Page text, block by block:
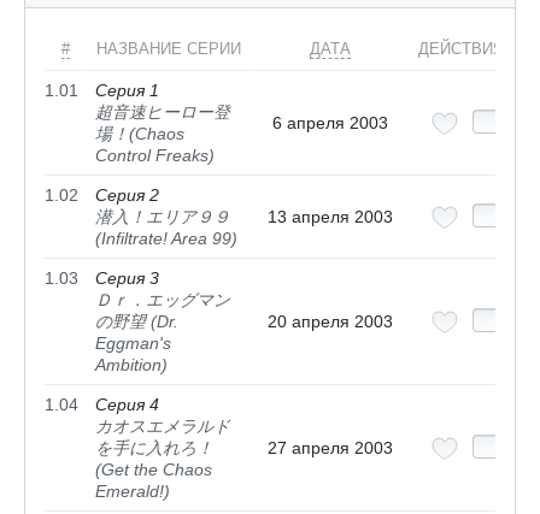
# НАЗВАНИЕ СЕРИИ ДАТА ДЕЙСТВИЯ
1.01
Серия 1
超音速ヒーロー登
場！(Chaos
Control Freaks)
6 апреля 2003
1.02
Серия 2
潜入！エリア９９
(Infiltrate! Area 99)
13 апреля 2003
1.03
Серия 3
Ｄｒ．エッグマン
の野望 (Dr.
Eggman's
Ambition)
20 апреля 2003
1.04
Серия 4
カオスエメラルド
を手に入れろ！
(Get the Chaos
Emerald!)
27 апреля 2003